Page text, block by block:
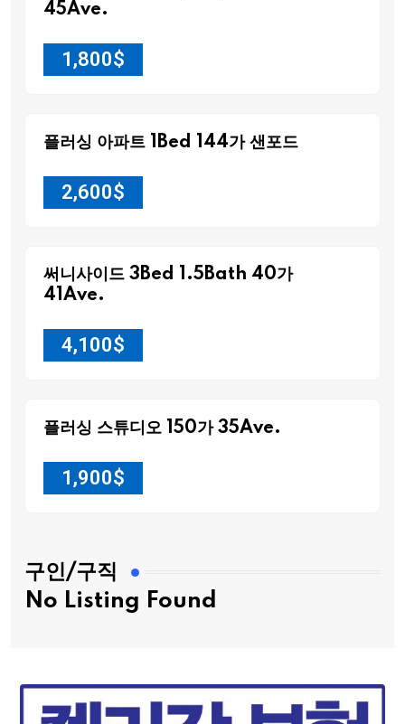
45Ave.
1,800$
플러싱 아파트 1Bed 144가 샌포드
2,600$
써니사이드 3Bed 1.5Bath 40가
41Ave.
4,100$
플러싱 스튜디오 150가 35Ave.
1,900$
구인/구직
No Listing Found